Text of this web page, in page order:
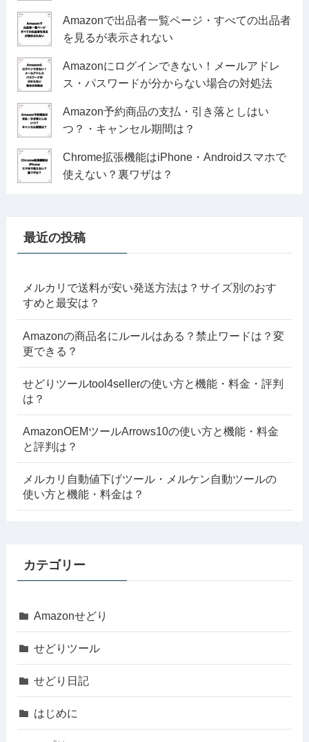
Amazonで出品者一覧ページ・すべての出品者
を見るが表示されない
Amazonにログインできない！メールアドレ
ス・パスワードが分からない場合の対処法
Amazon予約商品の支払・引き落としはい
つ？・キャンセル期間は？
Chrome拡張機能はiPhone・Androidスマホで
使えない？裏ワザは？
最近の投稿
メルカリで送料が安い発送方法は？サイズ別のおす
すめと最安は？
Amazonの商品名にルールはある？禁止ワードは？変
更できる？
せどりツールtool4sellerの使い方と機能・料金・評判
は？
AmazonOEMツールArrows10の使い方と機能・料金
と評判は？
メルカリ自動値下げツール・メルケン自動ツールの
使い方と機能・料金は？
カテゴリー
Amazonせどり
せどりツール
せどり日記
はじめに